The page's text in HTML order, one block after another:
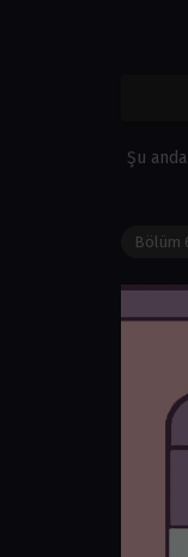
Şu anda